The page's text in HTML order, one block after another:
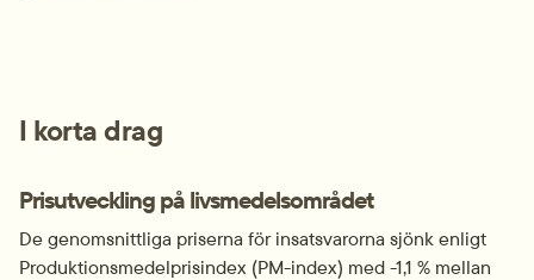
I korta drag
Prisutveckling på livsmedelsområdet
De genomsnittliga priserna för insatsvarorna sjönk enligt
Produktionsmedelprisindex (PM-index) med -1,1 % mellan